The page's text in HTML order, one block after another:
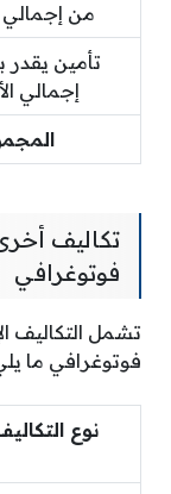
من إجمالي
إجمالي
تكاليف
فوتوغرافي
تشمل التكاليف
فوتوغرافي ما
نوع